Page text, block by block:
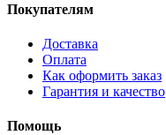
Покупателям
Доставка
Оплата
Как оформить заказ
Гарантия и качество
Помощь